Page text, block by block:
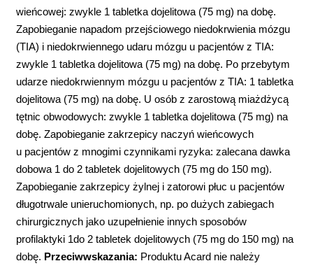
wieńcowej: zwykle 1 tabletka dojelitowa (75 mg) na dobę.
Zapobieganie napadom przejściowego niedokrwienia mózgu
(TIA) i niedokrwiennego udaru mózgu u pacjentów z TIA:
zwykle 1 tabletka dojelitowa (75 mg) na dobę. Po przebytym
udarze niedokrwiennym mózgu u pacjentów z TIA: 1 tabletka
dojelitowa (75 mg) na dobę. U osób z zarostową miażdżycą
tętnic obwodowych: zwykle 1 tabletka dojelitowa (75 mg) na
dobę. Zapobieganie zakrzepicy naczyń wieńcowych
u pacjentów z mnogimi czynnikami ryzyka: zalecana dawka
dobowa 1 do 2 tabletek dojelitowych (75 mg do 150 mg).
Zapobieganie zakrzepicy żylnej i zatorowi płuc u pacjentów
długotrwale unieruchomionych, np. po dużych zabiegach
chirurgicznych jako uzupełnienie innych sposobów
profilaktyki 1do 2 tabletek dojelitowych (75 mg do 150 mg) na
dobę. Przeciwwskazania: Produktu Acard nie należy